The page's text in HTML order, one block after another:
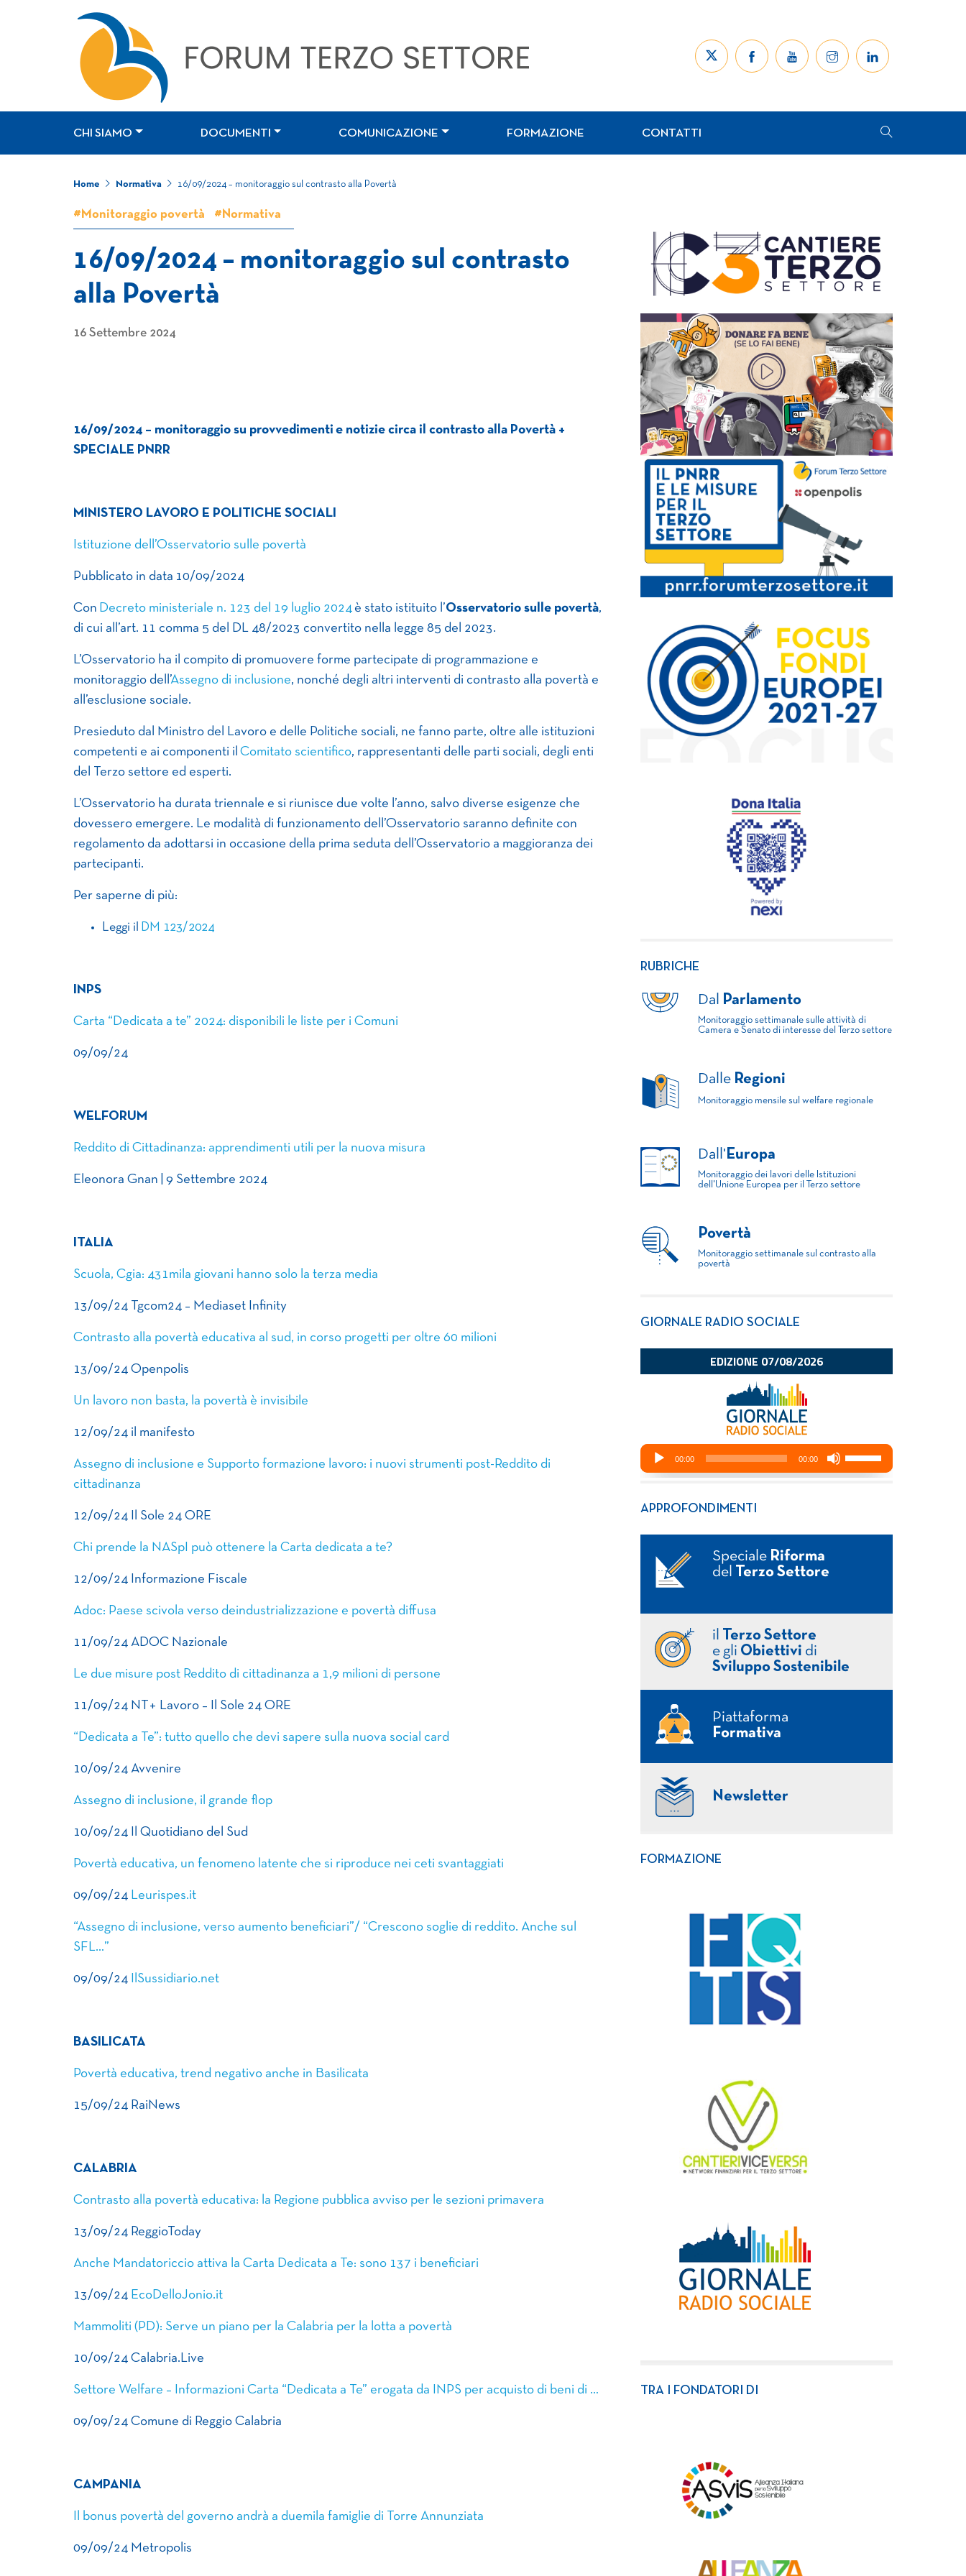
CHI SIAMO DOCUMENTI COMUNICAZIONE FORMAZIONE CONTATTI
Home Normativa 16/09/2024 – monitoraggio sul contrasto alla Povertà
#Monitoraggio povertà #Normativa
16/09/2024 – monitoraggio sul contrasto
alla Povertà
16 Settembre 2024
16/09/2024 – monitoraggio su provvedimenti e notizie circa il contrasto alla Povertà +
SPECIALE PNRR
MINISTERO LAVORO E POLITICHE SOCIALI
Istituzione dell’Osservatorio sulle povertà
Pubblicato in data 10/09/2024
Con Decreto ministeriale n. 123 del 19 luglio 2024 è stato istituito l’Osservatorio sulle povertà,
di cui all’art. 11 comma 5 del DL 48/2023 convertito nella legge 85 del 2023.
L’Osservatorio ha il compito di promuovere forme partecipate di programmazione e
monitoraggio dell’ Assegno di inclusione, nonché degli altri interventi di contrasto alla povertà e
all’esclusione sociale.
Presieduto dal Ministro del Lavoro e delle Politiche sociali, ne fanno parte, oltre alle istituzioni
competenti e ai componenti il Comitato scientifico, rappresentanti delle parti sociali, degli enti
del Terzo settore ed esperti.
L’Osservatorio ha durata triennale e si riunisce due volte l’anno, salvo diverse esigenze che
dovessero emergere. Le modalità di funzionamento dell’Osservatorio saranno definite con
regolamento da adottarsi in occasione della prima seduta dell’Osservatorio a maggioranza dei
partecipanti.
Per saperne di più:
Leggi il DM 123/2024
INPS
Carta “Dedicata a te” 2024: disponibili le liste per i Comuni
09/09/24
WELFORUM
Reddito di Cittadinanza: apprendimenti utili per la nuova misura
Eleonora Gnan | 9 Settembre 2024
ITALIA
Scuola, Cgia: 431mila giovani hanno solo la terza media
13/09/24 Tgcom24 – Mediaset Infinity
Contrasto alla povertà educativa al sud, in corso progetti per oltre 60 milioni
13/09/24 Openpolis
Un lavoro non basta, la povertà è invisibile
12/09/24 il manifesto
Assegno di inclusione e Supporto formazione lavoro: i nuovi strumenti post-Reddito di
cittadinanza
12/09/24 Il Sole 24 ORE
Chi prende la NASpI può ottenere la Carta dedicata a te?
12/09/24 Informazione Fiscale
Adoc: Paese scivola verso deindustrializzazione e povertà diffusa
11/09/24 ADOC Nazionale
Le due misure post Reddito di cittadinanza a 1,9 milioni di persone
11/09/24 NT+ Lavoro – Il Sole 24 ORE
“Dedicata a Te”: tutto quello che devi sapere sulla nuova social card
10/09/24 Avvenire
Assegno di inclusione, il grande flop
10/09/24 Il Quotidiano del Sud
Povertà educativa, un fenomeno latente che si riproduce nei ceti svantaggiati
09/09/24 Leurispes.it
“Assegno di inclusione, verso aumento beneficiari”/ “Crescono soglie di reddito. Anche sul
SFL…”
09/09/24 IlSussidiario.net
BASILICATA
Povertà educativa, trend negativo anche in Basilicata
15/09/24 RaiNews
CALABRIA
Contrasto alla povertà educativa: la Regione pubblica avviso per le sezioni primavera
13/09/24 ReggioToday
Anche Mandatoriccio attiva la Carta Dedicata a Te: sono 137 i beneficiari
13/09/24 EcoDelloJonio.it
Mammoliti (PD): Serve un piano per la Calabria per la lotta a povertà
10/09/24 Calabria.Live
Settore Welfare – Informazioni Carta “Dedicata a Te” erogata da INPS per acquisto di beni di …
09/09/24 Comune di Reggio Calabria
CAMPANIA
Il bonus povertà del governo andrà a duemila famiglie di Torre Annunziata
09/09/24 Metropolis
RUBRICHE
Dal Parlamento
Monitoraggio settimanale sulle attività di
Camera e Senato di interesse del Terzo settore
Dalle Regioni
Monitoraggio mensile sul welfare regionale
Dall' Europa
Monitoraggio dei lavori delle Istituzioni
dell'Unione Europea per il Terzo settore
Povertà
Monitoraggio settimanale sul contrasto alla
povertà
GIORNALE RADIO SOCIALE
APPROFONDIMENTI
Speciale Riforma
del
Terzo Settore
il
Terzo Settore
e gli Obiettivi di
Sviluppo Sostenibile
Piattaforma
Formativa
Newsletter
FORMAZIONE
TRA I FONDATORI DI